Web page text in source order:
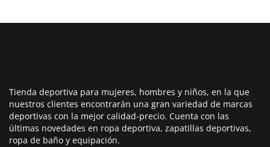
Tienda deportiva para mujeres, hombres y niños, en la que
nuestros clientes encontrarán una gran variedad de marcas
deportivas con la mejor calidad-precio. Cuenta con las
últimas novedades en ropa deportiva, zapatillas deportivas,
ropa de baño y equipación.